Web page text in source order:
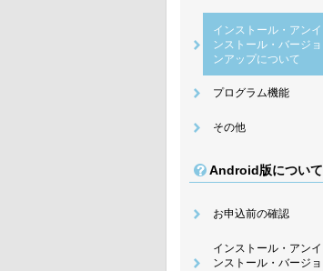
インストール・アンイ
ンストール・バージョ
ンアップについて
プログラム機能
その他
Android版について
お申込前の確認
インストール・アンイ
ンストール・バージョ